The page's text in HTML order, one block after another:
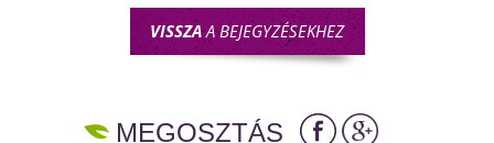
VISSZAA BEJEGYZÉSEKHEZ
MEGOSZTÁS